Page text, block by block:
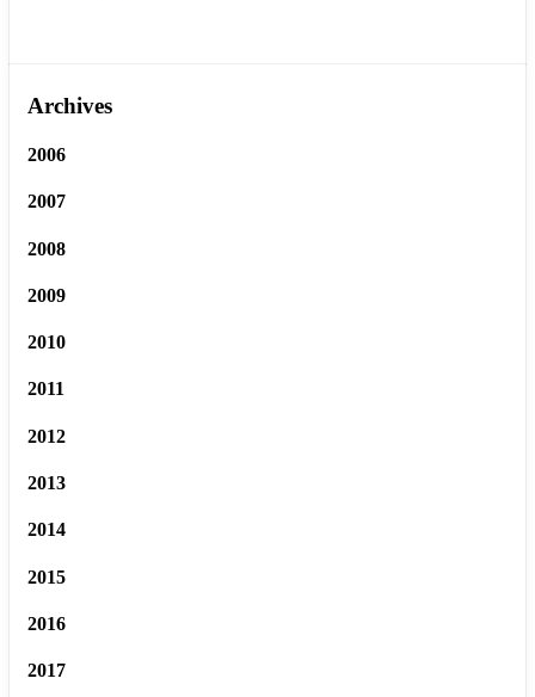
Archives
2006
2007
2008
2009
2010
2011
2012
2013
2014
2015
2016
2017